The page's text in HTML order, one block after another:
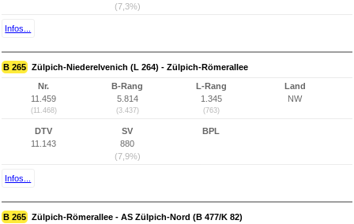
(7,3%)
Infos...
B 265 Zülpich-Niederelvenich (L 264) - Zülpich-Römerallee
Nr.
11.459
(11.468)
B-Rang
5.814
(3.437)
L-Rang
1.345
(763)
Land
NW
DTV
11.143
SV
880
(7,9%)
BPL
Infos...
B 265 Zülpich-Römerallee - AS Zülpich-Nord (B 477/K 82)